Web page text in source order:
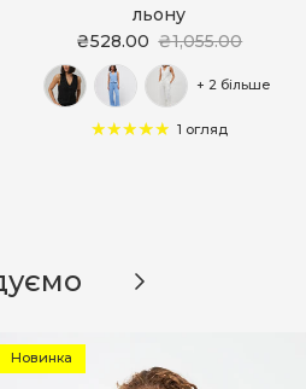
льону
₴528.00 ₴1,055.00
+ 2 більше
1 огляд
Далі
Новинка